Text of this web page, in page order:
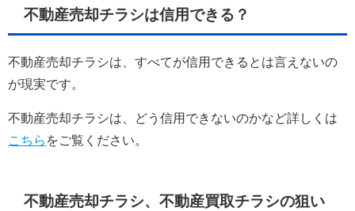
不動産売却チラシは信用できる？
不動産売却チラシは、すべてが信用できるとは言えないの
が現実です。
不動産売却チラシは、どう信用できないのかなど詳しくは
こちら をご覧ください。
不動産売却チラシ、不動産買取チラシの狙い